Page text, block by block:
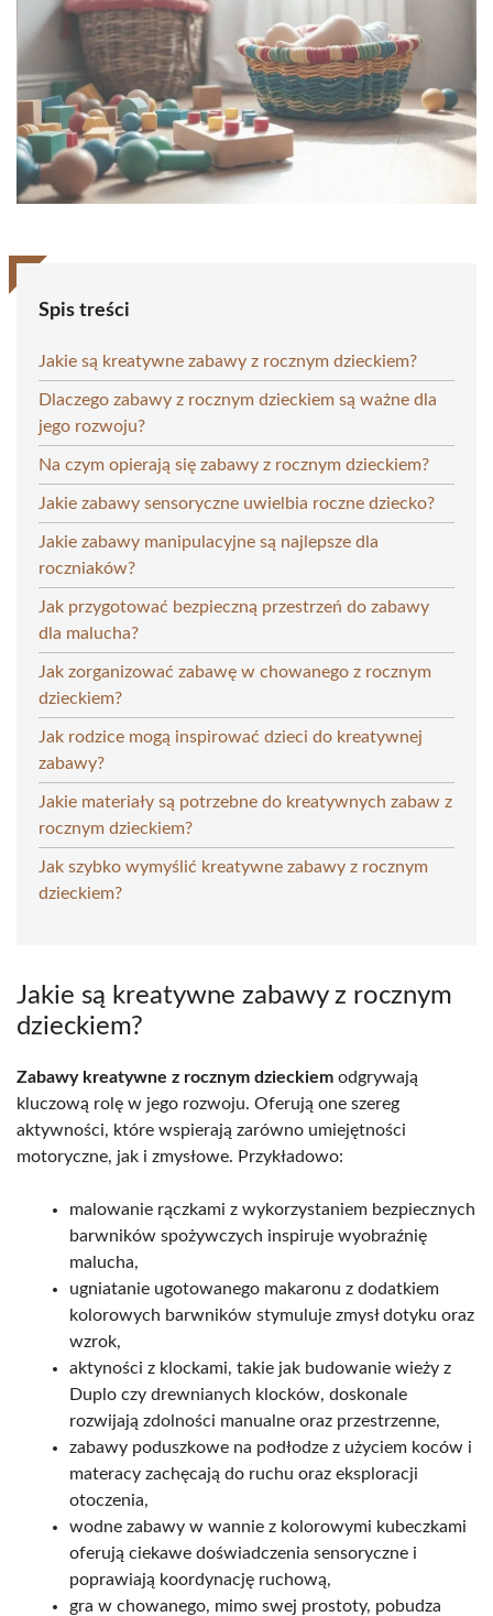
Spis treści
Jakie są kreatywne zabawy z rocznym dzieckiem?
Dlaczego zabawy z rocznym dzieckiem są ważne dla
jego rozwoju?
Na czym opierają się zabawy z rocznym dzieckiem?
Jakie zabawy sensoryczne uwielbia roczne dziecko?
Jakie zabawy manipulacyjne są najlepsze dla
roczniaków?
Jak przygotować bezpieczną przestrzeń do zabawy
dla malucha?
Jak zorganizować zabawę w chowanego z rocznym
dzieckiem?
Jak rodzice mogą inspirować dzieci do kreatywnej
zabawy?
Jakie materiały są potrzebne do kreatywnych zabaw z
rocznym dzieckiem?
Jak szybko wymyślić kreatywne zabawy z rocznym
dzieckiem?
Jakie są kreatywne zabawy z rocznym
dzieckiem?
Zabawy kreatywne z rocznym dzieckiem odgrywają
kluczową rolę w jego rozwoju. Oferują one szereg
aktywności, które wspierają zarówno umiejętności
motoryczne, jak i zmysłowe. Przykładowo:
malowanie rączkami z wykorzystaniem bezpiecznych
barwników spożywczych inspiruje wyobraźnię
malucha,
ugniatanie ugotowanego makaronu z dodatkiem
kolorowych barwników stymuluje zmysł dotyku oraz
wzrok,
aktyności z klockami, takie jak budowanie wieży z
Duplo czy drewnianych klocków, doskonale
rozwijają zdolności manualne oraz przestrzenne,
zabawy poduszkowe na podłodze z użyciem koców i
materacy zachęcają do ruchu oraz eksploracji
otoczenia,
wodne zabawy w wannie z kolorowymi kubeczkami
oferują ciekawe doświadczenia sensoryczne i
poprawiają koordynację ruchową,
gra w chowanego, mimo swej prostoty, pobudza